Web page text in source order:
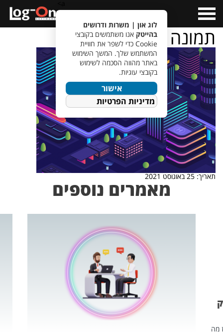
Menu
תמונה לכתבה
תאריך: 25 באוגוסט 2021
מאמרים נוספים
מה
לוג און | משרות ודרושים
בהייטק אנו משתמשים בקובצי
Cookie כדי לשפר את חוויית
המשתמש שלך. המשך השימוש
באתר מהווה הסכמה לשימוש
בקובצי עוגיות.
אישור
מדיניות הפרטיות